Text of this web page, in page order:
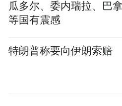
法律法规予以处罚。从
警部门将对不按规定停
罚。
瓜多尔、委内瑞拉、巴
等国有震感
特朗普称要向伊朗索赔